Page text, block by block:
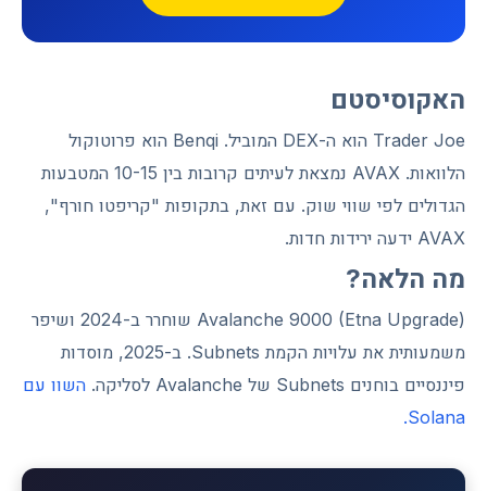
האקוסיסטם
Trader Joe הוא ה-DEX המוביל. Benqi הוא פרוטוקול
הלוואות. AVAX נמצאת לעיתים קרובות בין 10-15 המטבעות
הגדולים לפי שווי שוק. עם זאת, בתקופות "קריפטו חורף",
AVAX ידעה ירידות חדות.
מה הלאה?
Avalanche 9000 (Etna Upgrade) שוחרר ב-2024 ושיפר
משמעותית את עלויות הקמת Subnets. ב-2025, מוסדות
פיננסיים בוחנים Subnets של Avalanche לסליקה.
השוו עם
Solana.